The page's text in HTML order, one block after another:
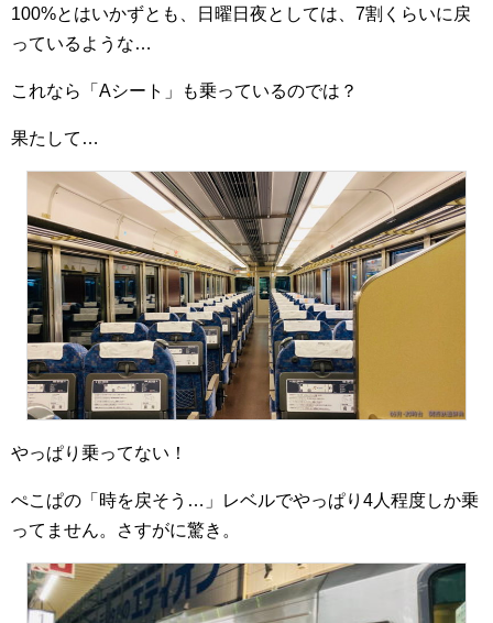
100%とはいかずとも、日曜日夜としては、7割くらいに戻
っているような…
これなら「Aシート」も乗っているのでは？
果たして…
やっぱり乗ってない！
ぺこぱの「時を戻そう…」レベルでやっぱり4人程度しか乗
ってません。さすがに驚き。